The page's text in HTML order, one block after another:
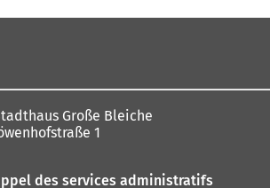
Große Bleiche
1
des services administratifs